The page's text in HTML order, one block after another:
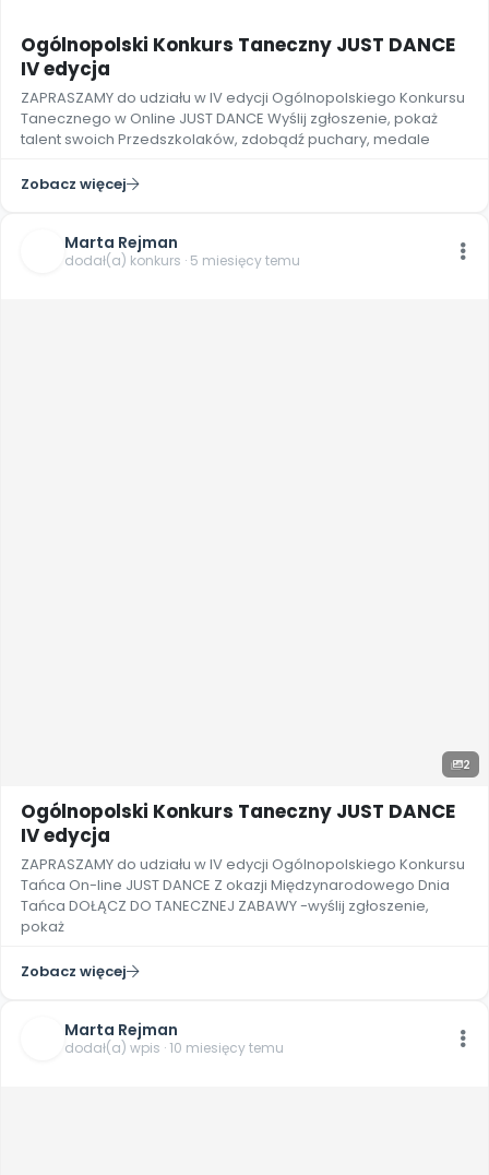
Pomoc
Promocje
Ogólnopolski Konkurs Taneczny JUST DANCE
IV edycja
ZAPRASZAMY do udziału w IV edycji Ogólnopolskiego Konkursu
Tanecznego w Online JUST DANCE Wyślij zgłoszenie, pokaż
talent swoich Przedszkolaków, zdobądź puchary, medale
Zobacz więcej
Marta Rejman
dodał(a) konkurs · 5 miesięcy temu
2
Ogólnopolski Konkurs Taneczny JUST DANCE
IV edycja
ZAPRASZAMY do udziału w IV edycji Ogólnopolskiego Konkursu
Tańca On-line JUST DANCE Z okazji Międzynarodowego Dnia
Tańca DOŁĄCZ DO TANECZNEJ ZABAWY -wyślij zgłoszenie,
pokaż
Zobacz więcej
Marta Rejman
dodał(a) wpis · 10 miesięcy temu